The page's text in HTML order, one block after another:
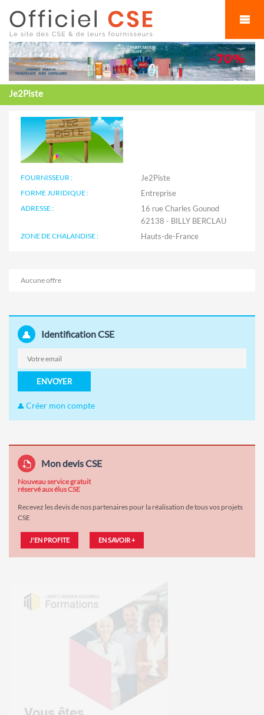
Je2Piste
FOURNISSEUR : Je2Piste
FORME JURIDIQUE : Entreprise
ADRESSE :
16 rue Charles Gounod
62138 - BILLY BERCLAU
ZONE DE CHALANDISE : Hauts-de-France
Aucune offre
Identification CSE
ENVOYER
Créer mon compte
Mon devis CSE
Nouveau service gratuit
réservé aux élus CSE
Recevez les devis de nos partenaires pour la réalisation de tous vos projets
CSE
J'EN PROFITE EN SAVOIR +